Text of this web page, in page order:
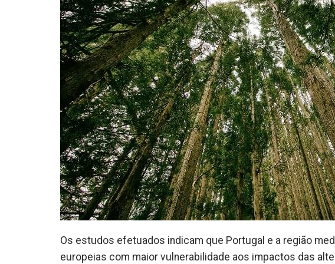
Os estudos efetuados indicam que Portugal e a região
europeias com maior vulnerabilidade aos impactos das